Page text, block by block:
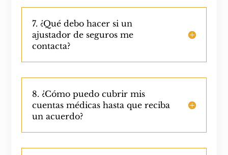
7. ¿Qué debo hacer si un
ajustador de seguros me
contacta?
8. ¿Cómo puedo cubrir mis
cuentas médicas hasta que reciba
un acuerdo?